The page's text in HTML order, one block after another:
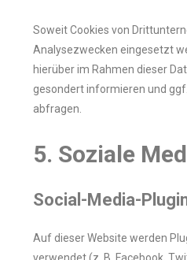
Soweit Cookies von
Analysezwecken eingesetzt
hierüber im Rahmen dieser
gesondert informieren und
abfragen.
5. Soziale
Social-Media-
Auf dieser Website werden